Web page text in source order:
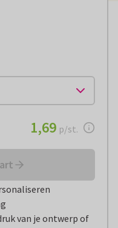
€ 1,69per stuk
1,69 p/st.
van je ontwerp of